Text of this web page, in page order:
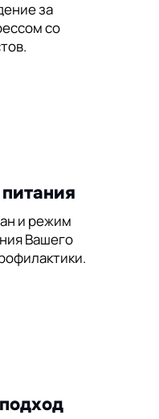
за
со
и режим
Вашего